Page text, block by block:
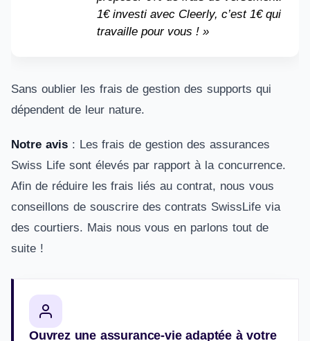
1€ investi avec Cleerly, c’est 1€ qui
travaille pour vous ! »
Sans oublier les frais de gestion des supports qui
dépendent de leur nature.
Notre avis: Les frais de gestion des assurances
Swiss Life sont élevés par rapport à la concurrence.
Afin de réduire les frais liés au contrat, nous vous
conseillons de souscrire des contrats SwissLife via
des courtiers. Mais nous vous en parlons tout de
suite !
Ouvrez une assurance-vie adaptée à votre